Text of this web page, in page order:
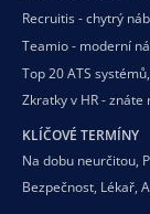
Recruitis - chytrý
Teamio - moderní
Top 20 ATS
Zkratky v HR - znáte
KLÍČOVÉ TERMÍNY
Na dobu neurčitou,
Bezpečnost, Lékař,